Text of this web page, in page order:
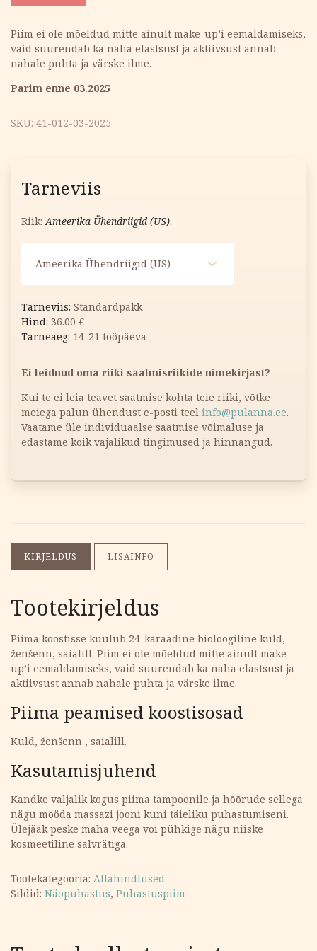
oli:
10.20 €.
is:
4.08 €.
Piim ei ole mõeldud mitte ainult make-up’i eemaldamiseks,
vaid suurendab ka naha elastsust ja aktiivsust annab
nahale puhta ja värske ilme.
Parim enne 03.2025
SKU: 41-012-03-2025
Tarneviis
Riik:Ameerika Ühendriigid (US).
Ameerika Ühendriigid (US)
Standardpakk
36.00 €
14-21 tööpäeva
Ei leidnud oma riiki saatmisriikide nimekirjast?
Kui te ei leia teavet saatmise kohta teie riiki, võtke
meiega palun ühendust e-posti teel info@pulanna.ee.
Vaatame üle individuaalse saatmise võimaluse ja
edastame kõik vajalikud tingimused ja hinnangud.
KIRJELDUS LISAINFO
Tootekirjeldus
Piima koostisse kuulub 24-karaadine bioloogiline kuld,
ženšenn, saialill. Piim ei ole mõeldud mitte ainult make-
up’i eemaldamiseks, vaid suurendab ka naha elastsust ja
aktiivsust annab nahale puhta ja värske ilme.
Piima peamised koostisosad
Kuld, ženšenn , saialill.
Kasutamisjuhend
Kandke valjalik kogus piima tampoonile ja hõõrude sellega
nägu mööda massazi jooni kuni täieliku puhastumiseni.
Ülejääk peske maha veega või pühkige nägu niiske
kosmeetiline salvrätiga.
Tootekategooria: Allahindlused
Sildid: Näopuhastus, Puhastuspiim